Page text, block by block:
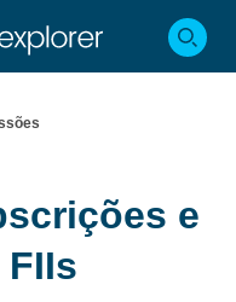
e
FIIs